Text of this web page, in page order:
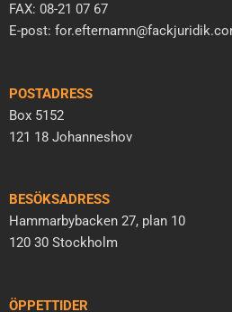
FAX: 08-21 07 67
E-post:
POSTADRESS
Box 5152
121 18 Johanneshov
BESÖKSADRESS
Hammarbybacken 27, plan 10
120 30 Stockholm
ÖPPETTIDER